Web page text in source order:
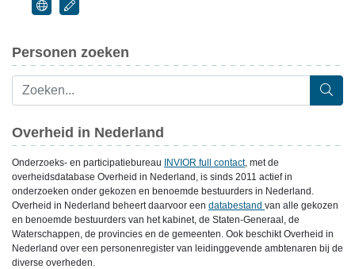
Personen zoeken
Overheid in Nederland
Onderzoeks- en participatiebureau INVIOR full contact, met de
overheidsdatabase Overheid in Nederland, is sinds 2011 actief in
onderzoeken onder gekozen en benoemde bestuurders in Nederland.
Overheid in Nederland beheert daarvoor een databestand van alle gekozen
en benoemde bestuurders van het kabinet, de Staten-Generaal, de
Waterschappen, de provincies en de gemeenten. Ook beschikt Overheid in
Nederland over een personenregister van leidinggevende ambtenaren bij de
diverse overheden.